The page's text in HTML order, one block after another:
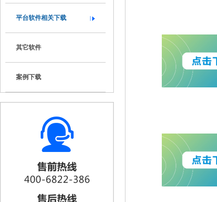
平台软件相关下载
其它软件
案例下载